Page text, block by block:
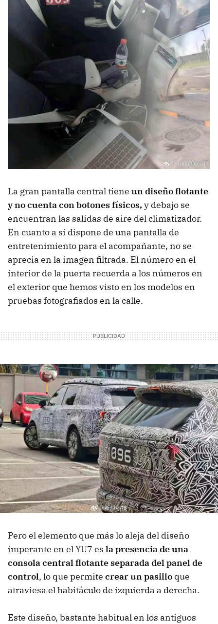
La gran pantalla central tiene un diseño flotante
y no cuenta con botones físicos, y debajo se
encuentran las salidas de aire del climatizador.
En cuanto a si dispone de una pantalla de
entretenimiento para el acompañante, no se
aprecia en la imagen filtrada. El número en el
interior de la puerta recuerda a los números en
el exterior que hemos visto en los modelos en
pruebas fotografiados en la calle.
Pero el elemento que más lo aleja del diseño
imperante en el YU7 es la presencia de una
consola central flotante separada del panel de
control, lo que permite crear un pasillo que
atraviesa el habitáculo de izquierda a derecha.
Este diseño, bastante habitual en los antiguos